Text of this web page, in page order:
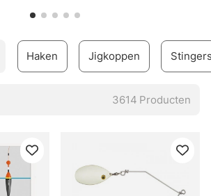
Haken Jigkoppen
3614 Producten